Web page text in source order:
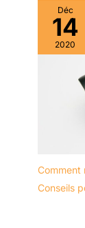
Déc
14
2020
Comment
Conseils